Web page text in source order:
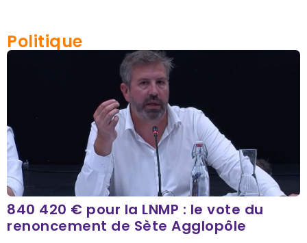
Politique
840 420 € pour la LNMP : le vote du
renoncement de Sète Agglopôle